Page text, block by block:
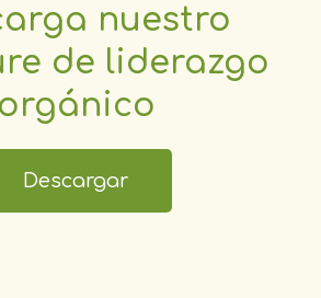
nuestro
de liderazgo
orgánico
Descargar